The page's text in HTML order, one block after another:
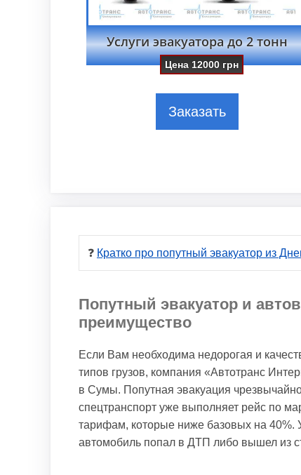
Услуги эвакуатора до 2 тонн
Цена 12000 грн
Заказать
❓ Кратко про попутный эвакуатор из
Попутный эвакуатор и
преимущество
Если Вам необходима недорогая и
типов грузов, компания «Автотранс
в Сумы. Попутная эвакуация
спецтранспорт уже выполняет рейс по
тарифам, которые ниже базовых на 40%.
автомобиль попал в ДТП либо вышел из